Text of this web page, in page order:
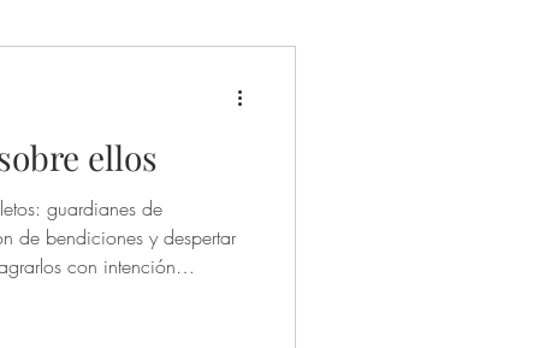
Hechizos de Amor
ellos
guardianes de
de bendiciones y despertar
con intención